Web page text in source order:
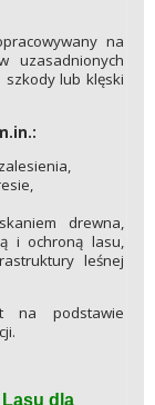
na
uzasadnionych
szkody lub klęski
drewna,
i ochroną lasu,
leśnej
na podstawie
dla